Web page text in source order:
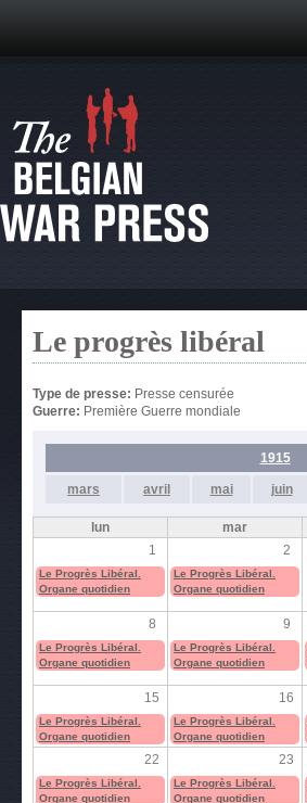
Le progrès libéral
Type de presse: Presse censurée
Guerre: Première Guerre mondiale
1915
mars avril mai juin
lun mar
1
2
Le Progrès Libéral.
Organe quotidien
Le Progrès Libéral.
Organe quotidien
8 9
Le Progrès Libéral.
Organe quotidien
Le Progrès Libéral.
Organe quotidien
15 16
Le Progrès Libéral.
Organe quotidien
Le Progrès Libéral.
Organe quotidien
22 23
Le Progrès Libéral.
Organe quotidien
Le Progrès Libéral.
Organe quotidien